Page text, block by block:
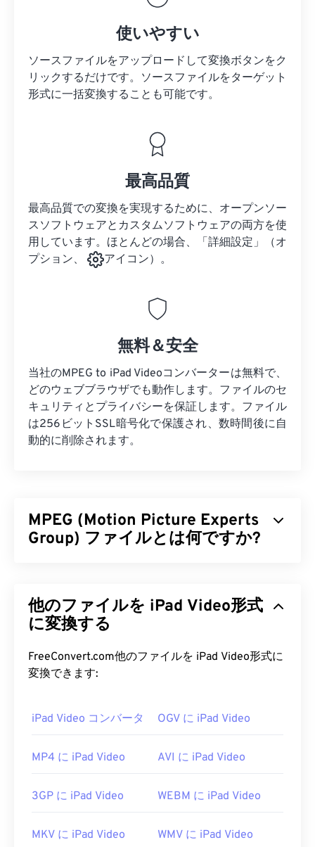
使いやすい
ソースファイルをアップロードして変換ボタンをク
リックするだけです。 ソースファイルをターゲット
形式に一括変換することも可能です。
最高品質
最高品質での変換を実現するために、オープンソー
スソフトウェアとカスタムソフトウェアの両方を使
用しています。ほとんどの場合、「詳細設定」（オ
プション、
アイコン）。
無料＆安全
当社のMPEG to iPad Videoコンバーターは無料で、
どのウェブブラウザでも動作します。ファイルのセ
キュリティとプライバシーを保証します。ファイル
は256ビットSSL暗号化で保護され、数時間後に自
動的に削除されます。
MPEG (Motion Picture Experts
Group) ファイルとは何ですか?
規格を策定した組織の名称でもあります。このファ
イル形式は、コーデック
ズを実現します。MPEGファイル拡張子は、
MPEG-1形式と最も密接に関連しています。
ればいいですか?
MPEGファイルは、ほとんどの場合、オペレーティ
きます。Windowsでは
Windows Media Player
Macでは
で開きます。チャプター、キャ
ートされていません。インターネット経由でストリ
他のファイルを iPad Video形式
に変換する
FreeConvert.com他のファイルを iPad Video形式に
変換できます:
iPad Video コンバータ OGV に iPad Video
MP4 に iPad Video AVI に iPad Video
3GP に iPad Video WEBM に iPad Video
MKV に iPad Video WMV に iPad Video